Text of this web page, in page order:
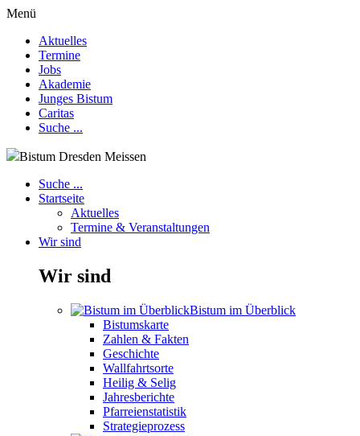
Menü
Aktuelles
Termine
Jobs
Akademie
Junges Bistum
Caritas
Suche ...
Bistum Dresden Meissen
Suche ...
Startseite
Aktuelles
Termine & Veranstaltungen
Wir sind
Wir sind
Bistum im Überblick
Bistumskarte
Zahlen & Fakten
Geschichte
Wallfahrtsorte
Heilig & Selig
Jahresberichte
Pfarreienstatistik
Strategieprozess